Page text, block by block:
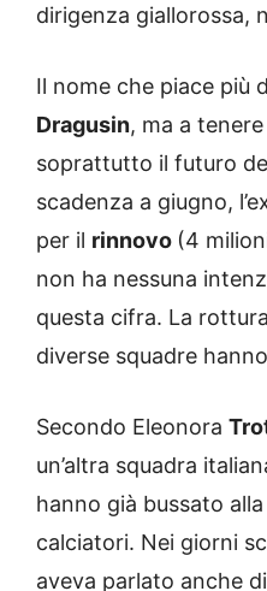
dirigenza giallorossa,
Il nome che piace più
Dragusin, ma a
soprattutto il futuro
scadenza a giugno,
per il rinnovo (4
non ha nessuna
questa cifra. La
diverse squadre
Secondo Eleonora
un’altra squadra
hanno già bussato
calciatori. Nei giorni
aveva parlato anche